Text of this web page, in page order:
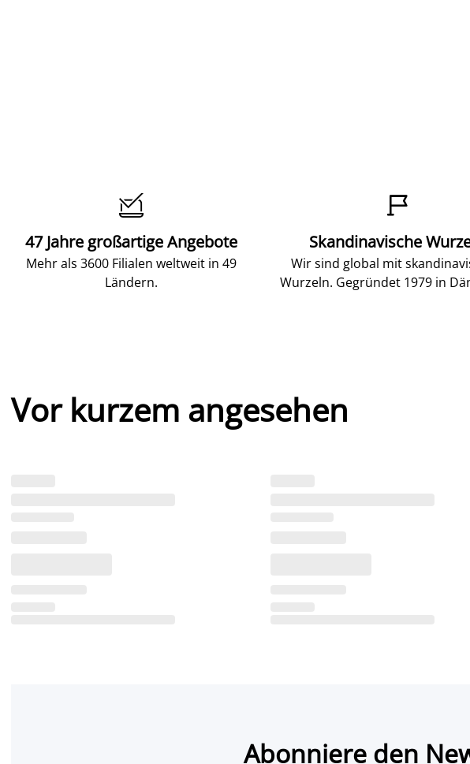

47 Jahre großartige Angebote
Mehr als 3600 Filialen weltweit in 49
Ländern.

Skandinavische
Wir sind global mit
Wurzeln. Gegründet 1979 in
Vor kurzem angesehen
Abonniere den